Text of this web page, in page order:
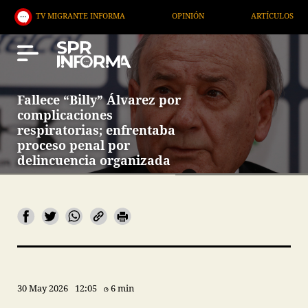
MIGRANTE INFORMA
Fallece “Billy” Álvarez por
complicaciones
respiratorias; enfrentaba
proceso penal por
delincuencia organizada
30 May 2026 12:05 6 min